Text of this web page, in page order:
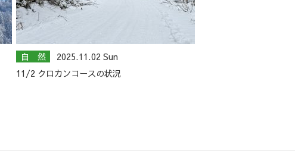
自 然
2025.11.02 Sun
11/2 クロカンコースの状況